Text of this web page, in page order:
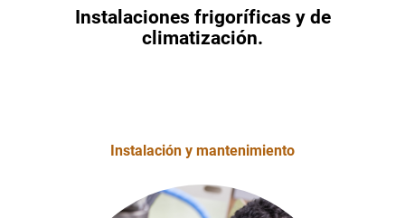
Instalaciones frigoríficas y de
climatización.
Instalación y mantenimiento